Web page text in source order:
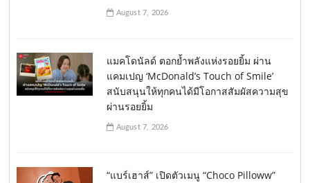
August 7, 2026
แมคโดนัลด์ ตอกย้ำพลังแห่งรอยยิ้ม ผ่าน
แคมเปญ ‘McDonald’s Touch of Smile’
สนับสนุนให้ทุกคนได้มีโอกาสสัมผัสความสุข
ผ่านรอยยิ้ม
August 7, 2026
“แบร์เฮาส์” เปิดตัวเมนู “Choco Pilloww”